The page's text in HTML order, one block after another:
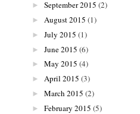
► September 2015 (2)
► August 2015 (1)
► July 2015 (1)
► June 2015 (6)
► May 2015 (4)
► April 2015 (3)
► March 2015 (2)
► February 2015 (5)